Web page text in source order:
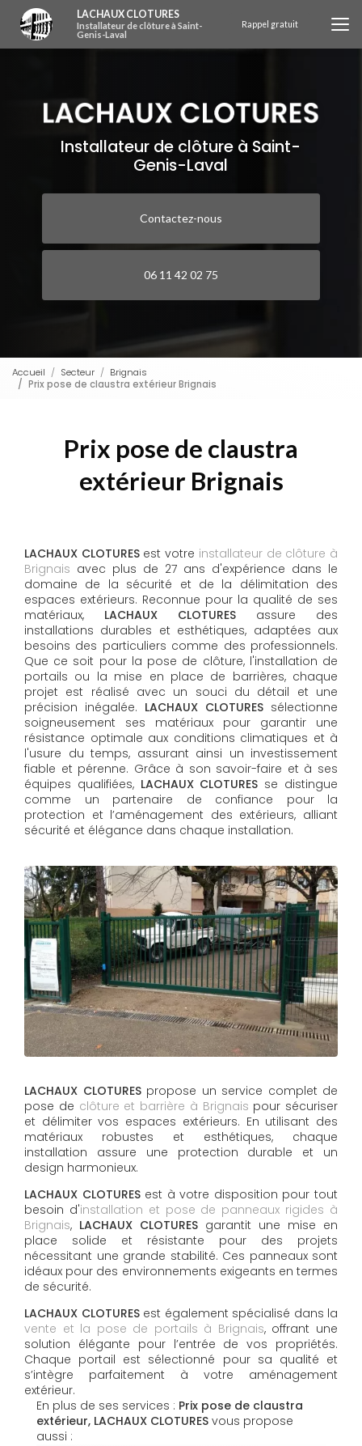
contenu
principal
LACHAUX CLOTURES
Installateur de clôture à Saint-
Genis-Laval
Rappel gratuit
Installateur de clôture à Saint-
Genis-Laval
Contactez-nous
06 11 42 02 75
Accueil Secteur
Brignais
Prix pose de claustra extérieur Brignais
Prix pose de claustra
extérieur Brignais
LACHAUX CLOTURESest votre installateur de clôture à
Brignais avec plus de 27 ans d'expérience dans le
domaine de la sécurité et de la délimitation des
espaces extérieurs. Reconnue pour la qualité de ses
matériaux, LACHAUX CLOTURES assure des
installations durables et esthétiques, adaptées aux
besoins des particuliers comme des professionnels.
Que ce soit pour la pose de clôture, l'installation de
portails ou la mise en place de barrières, chaque
projet est réalisé avec un souci du détail et une
précision inégalée. LACHAUX CLOTURES sélectionne
soigneusement ses matériaux pour garantir une
résistance optimale aux conditions climatiques et à
l'usure du temps, assurant ainsi un investissement
fiable et pérenne. Grâce à son savoir-faire et à ses
équipes qualifiées,LACHAUX CLOTURES​​​​​​​ se distingue
comme un partenaire de confiance pour la
protection et l’aménagement des extérieurs, alliant
sécurité et élégance dans chaque installation.
LACHAUX CLOTURESpropose un service complet de
pose de clôture et barrière à Brignais pour sécuriser
et délimiter vos espaces extérieurs. En utilisant des
matériaux robustes et esthétiques, chaque
installation assure une protection durable et un
design harmonieux.
LACHAUX CLOTURESest à votre disposition pour tout
besoin d'installation et pose de panneaux rigides à
Brignais, LACHAUX CLOTURES garantit une mise en
place solide et résistante pour des projets
nécessitant une grande stabilité. Ces panneaux sont
idéaux pour des environnements exigeants en termes
de sécurité.
LACHAUX CLOTURESest également spécialisé dans la
vente et la pose de portails à Brignais, offrant une
solution élégante pour l’entrée de vos propriétés.
Chaque portail est sélectionné pour sa qualité et
s’intègre parfaitement à votre aménagement
extérieur.
En plus de ses services : Prix pose de claustra
extérieur, LACHAUX CLOTURES vous propose
aussi :